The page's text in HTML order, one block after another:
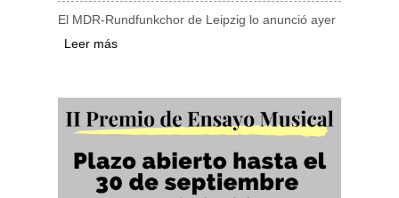
El MDR-Rundfunkchor de Leipzig lo anunció ayer
Leer más